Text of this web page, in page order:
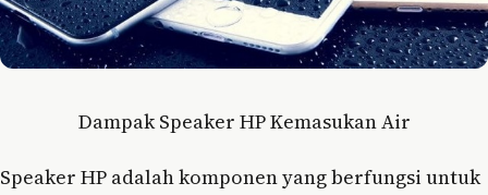
Dampak Speaker HP Kemasukan Air
Speaker HP adalah komponen yang berfungsi untuk